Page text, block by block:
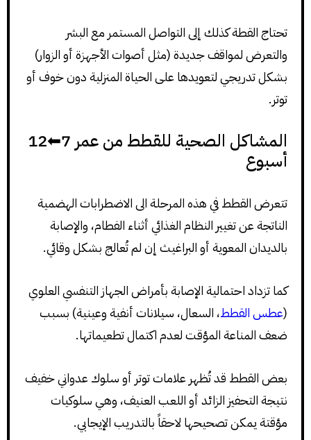
تحتاج القطة كذلك إلى التواصل المستمر مع البشر
والتعرض لمواقف جديدة (مثل أصوات الأجهزة أو الزوار)
بشكل تدريجي لتعويدها على الحياة المنزلية دون خوف أو
توتر.
المشاكل الصحية للقطط من عمر 7⬅12
أسبوع
تتعرض القطط في هذه المرحلة الى الاضطرابات الهضمية
الناتجة عن تغيير النظام الغذائي أثناء الفطام، والإصابة
بالديدان المعوية أو البراغيث إن لم تُعالج بشكل وقائي.
كما تزداد احتمالية الإصابة بأمراض الجهاز التنفسي العلوي
(عطس القطط، السعال، سيلانات أنفية وعينية) بسبب
ضعف المناعة المؤقت لعدم اكتمال تطعيماتها.
بعض القطط قد تُظهر علامات توتر أو سلوك عدواني خفيف
نتيجة التحفيز الزائد أو اللعب العنيف، وهي سلوكيات
مؤقتة يمكن تصحيحها لاحقاً بالتدريب الإيجابي.